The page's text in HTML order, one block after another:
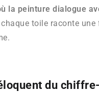
la peinture dialogue
toile raconte une
du